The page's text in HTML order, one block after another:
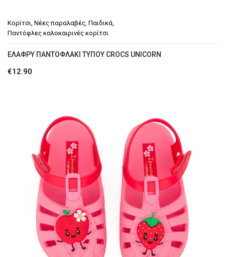
Κορίτσι Νέες παραλαβές Παιδικά
Παντόφλες καλοκαιρινές κορίτσι
ΕΛΑΦΡΎ ΠΑΝΤΟΦΛΆΚΙ ΤΎΠΟΥ CROCS UNICORN
€12.90